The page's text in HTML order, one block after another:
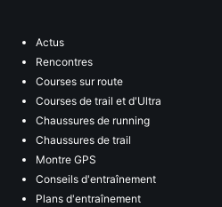
Actus
Rencontres
Courses sur route
Courses de trail et d'Ultra
Chaussures de running
Chaussures de trail
Montre GPS
Conseils d'entraînement
Plans d'entraînement